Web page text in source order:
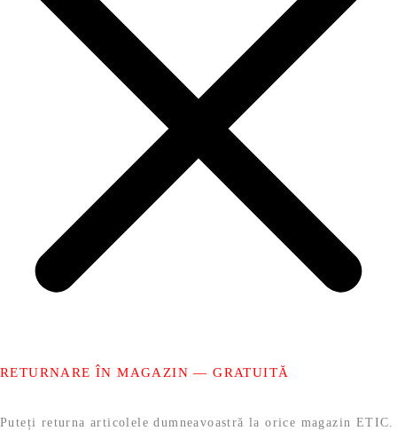
RETURNARE ÎN MAGAZIN — GRATUITĂ
Puteți returna articolele dumneavoastră la orice magazin ETIC.